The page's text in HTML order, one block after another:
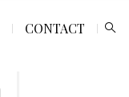
CONTACT